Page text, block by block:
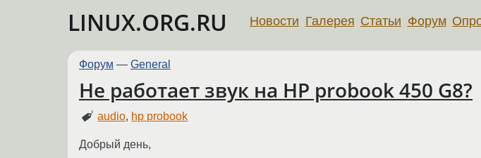
LINUX.ORG.RU Новости Галерея Статьи Форум
Форум — General
Не работает звук на HP probook 450 G8?
audio, hp probook
Добрый день,